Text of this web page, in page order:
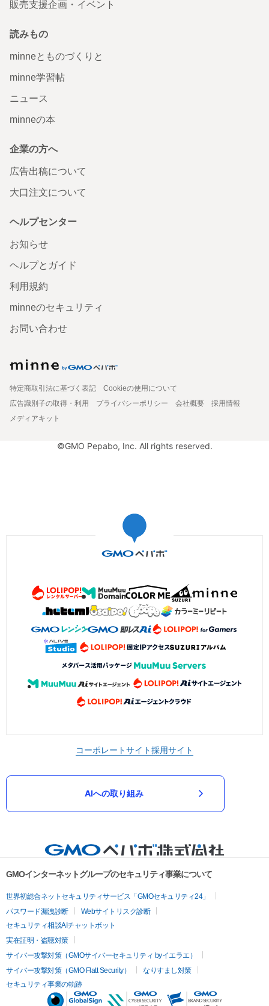
販売支援企画・イベント
読みもの
minneとものづくりと
minne学習帖
ニュース
minneの本
企業の方へ
広告出稿について
大口注文について
ヘルプセンター
お知らせ
ヘルプとガイド
利用規約
minneのセキュリティ
お問い合わせ
特定商取引法に基づく表記
Cookieの使用について
広告識別子の取得・利用
プライバシーポリシー 会社概要
採用情報
メディアキット
©GMO Pepabo, Inc. All rights reserved.
コーポレートサイト採用サイト
AIへの取り組み
GMOインターネットグループのセキュリティ事業について
世界初総合ネットセキュリティサービス「GMOセキュリティ24」
パスワード漏洩診断
Webサイトリスク診断
セキュリティ相談AIチャットボット
実在証明・盗聴対策
サイバー攻撃対策（GMOサイバーセキュリティ byイエラエ）
サイバー攻撃対策（GMO Flatt Security）
なりすまし対策
セキュリティ事業の軌跡